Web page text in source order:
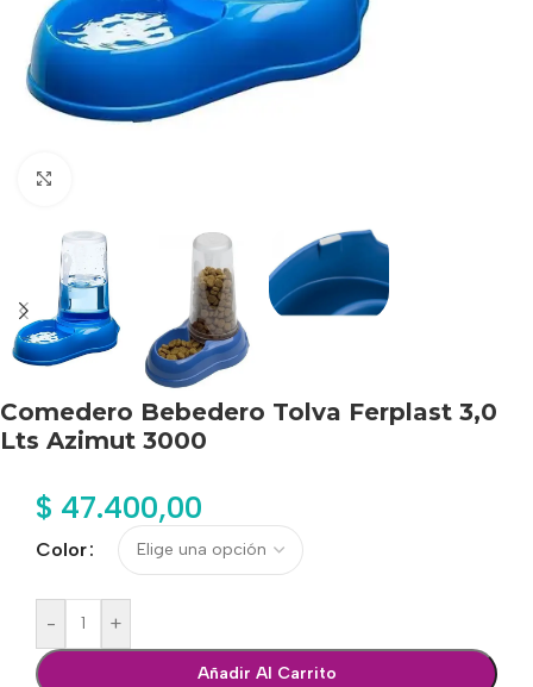
Comedero Bebedero Tolva Ferplast 3,0
Lts Azimut 3000
$ 47.400,00
Color
- +
Añadir Al Carrito